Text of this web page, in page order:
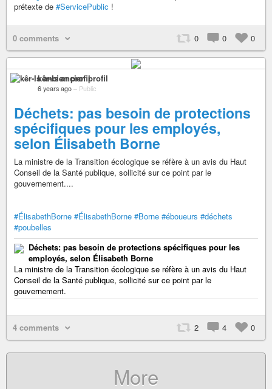
prétexte de #ServicePublic !
0 comments 0 0 0
kêr-Is ancien profil
6 years ago – Public
Déchets: pas besoin de protections
spécifiques pour les employés,
selon Élisabeth Borne
La ministre de la Transition écologique se réfère à un avis du Haut
Conseil de la Santé publique, sollicité sur ce point par le
gouvernement....
#ÉlisabethBorne #ÉlisabethBorne #Borne #éboueurs #déchets
#poubelles
Déchets: pas besoin de protections spécifiques pour les
employés, selon Élisabeth Borne
La ministre de la Transition écologique se réfère à un avis du Haut
Conseil de la Santé publique, sollicité sur ce point par le
gouvernement.
4 comments 2 4 0
More